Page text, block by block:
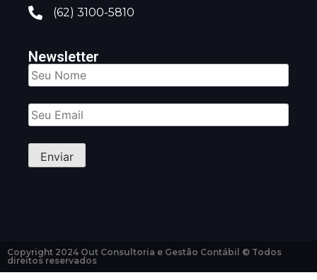
(62) 3100-5810
Newsletter
Copyright 2024 Out Consultoria e Gestão Contábil © Todos
direitos reservados